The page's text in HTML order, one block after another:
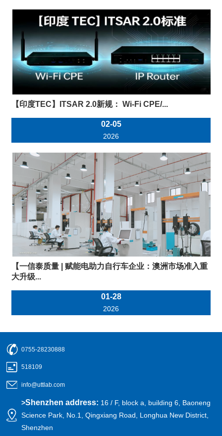
【印度TEC】ITSAR 2.0新规： Wi-Fi CPE/...
02-05
2026
【一信泰质量 | 赋能电助力自行车企业：澳洲市场准入重
大升级...
01-28
2026
0755-28230888
518109
info@uttlab.com
>Shenzhen address: 16 / F, block a, building 6, Baoneng
Science Park, No.1, Qingxiang Road, Longhua New District,
Shenzhen